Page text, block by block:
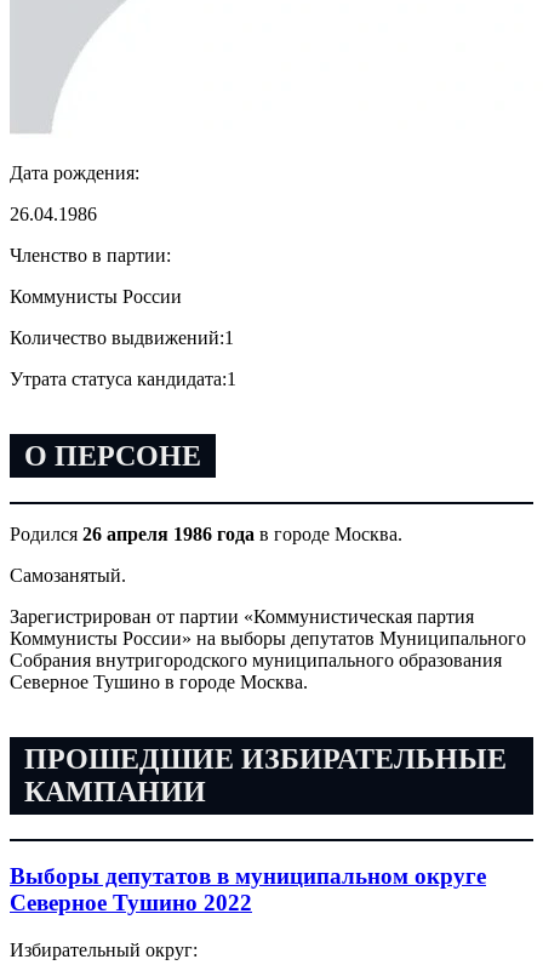
Дата рождения:
26.04.1986
Членство в партии:
Коммунисты России
Количество выдвижений:1
Утрата статуса кандидата:1
О ПЕРСОНЕ
Родился 26 апреля 1986 года в городе Москва.
Самозанятый.
Зарегистрирован от партии «Коммунистическая партия
Коммунисты России» на выборы депутатов Муниципального
Собрания внутригородского муниципального образования
Северное Тушино в городе Москва.
ПРОШЕДШИЕ ИЗБИРАТЕЛЬНЫЕ
КАМПАНИИ
Выборы депутатов в муниципальном округе
Северное Тушино 2022
Избирательный округ: